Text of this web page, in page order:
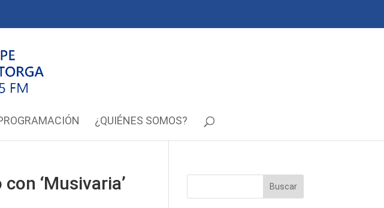
¿QUIÉNES SOMOS?
‘Musivaria’